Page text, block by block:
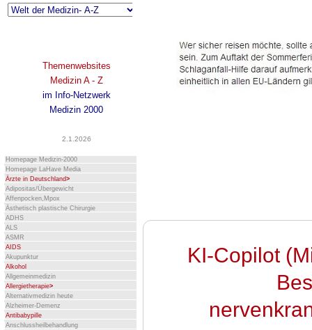
Themenwebsites
Medizin A - Z
im Info-Netzwerk
Medizin 2000
2.1.2026
Homepage Medizin-2000
Homepage LaHave Media
Ärzte in Deutschland>
Adipositas/Übergewicht
Affenpocken,Mpox
Ästhetisch plastische Chirurgie
ADHS
ALS
ASMR
AIDS
Akupunktur
Alkohol
Allgemeinmedizin
Allergietherapie>
Alternativmedizin heute
Alzheimer-Demenz
Antibabypille
Anschlussheilbehandlung
KI-Copilot